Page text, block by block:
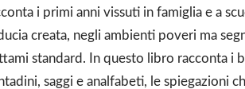
i primi anni vissuti in famiglia e a
creata, negli ambienti poveri ma
standard. In questo libro racconta i
saggi e analfabeti, le spiegazioni